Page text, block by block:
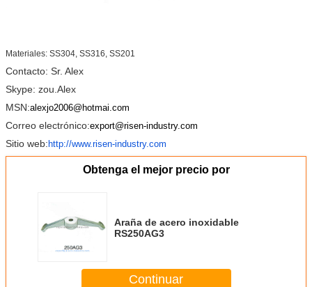
Materiales: SS304, SS316, SS201
Contacto: Sr. Alex
Skype: zou.Alex
MSN:alexjo2006@hotmai.com
Correo electrónico:export@risen-industry.com
Sitio web: http://www.risen-industry.com
Obtenga el mejor precio por
Araña de acero inoxidable
RS250AG3
Continuar